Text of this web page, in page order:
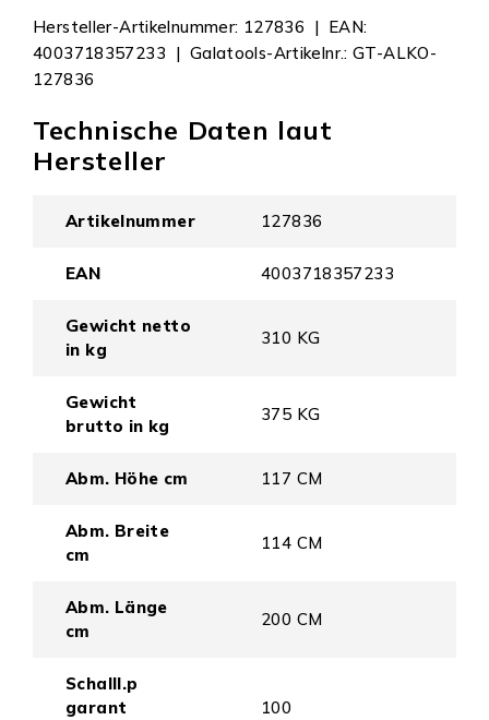
Hersteller-Artikelnummer: 127836 | EAN:
4003718357233 | Galatools-Artikelnr.: GT-ALKO-
127836
Technische Daten laut
Hersteller
Artikelnummer 127836
EAN 4003718357233
Gewicht netto
in kg
310 KG
Gewicht
brutto in kg
375 KG
Abm. Höhe cm 117 CM
Abm. Breite
cm
114 CM
Abm. Länge
cm
200 CM
Schalll.p
garant
100